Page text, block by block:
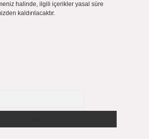
halinde, ilgili içerikler yasal süre
kaldırılacaktır.